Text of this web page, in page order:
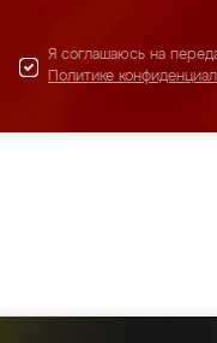
Я соглашаюсь на
Политике